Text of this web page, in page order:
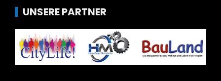
UNSERE PARTNER